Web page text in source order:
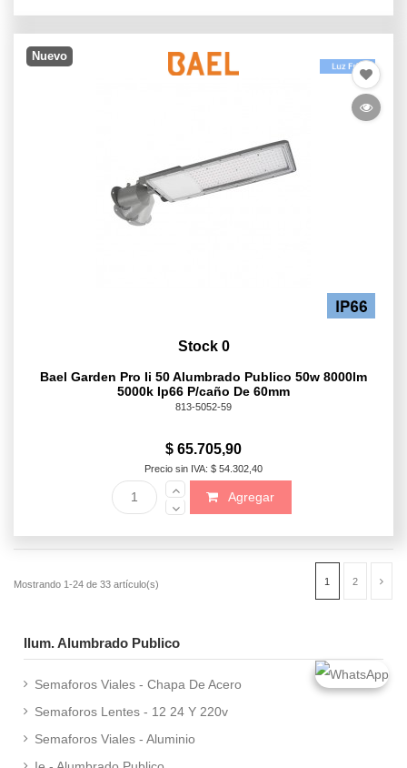
Nuevo
Stock 0
Bael Garden Pro Ii 50 Alumbrado Publico 50w 8000lm
5000k Ip66 P/caño De 60mm
813-5052-59
$ 65.705,90
Precio sin IVA: $ 54.302,40
Agregar
Ilum. Alumbrado Publico
Semaforos Viales - Chapa De Acero
Semaforos Lentes - 12 24 Y 220v
Semaforos Viales - Aluminio